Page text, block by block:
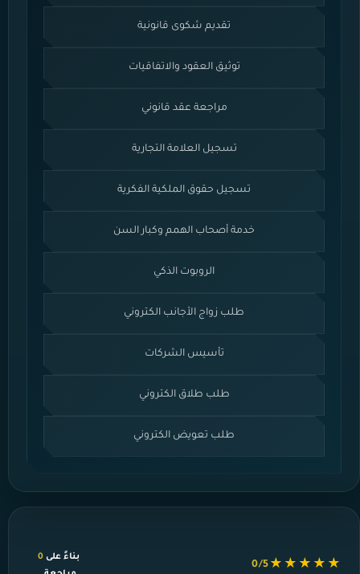
تقديم شكوى قانونية
توثيق العقود والاتفاقيات
مراجعة عقد قانوني
تسجيل العلامة التجارية
تسجيل حقوق الملكية الفكرية
خدمة أصحاب الهمم وكبار السن
الروبوت الذكي
طلب زواج الأجانب الكتروني
تأسيس الشركات
طلب طلاق الكتروني
طلب تعويض الكتروني
★★★★★
0/5
بناءً على 0